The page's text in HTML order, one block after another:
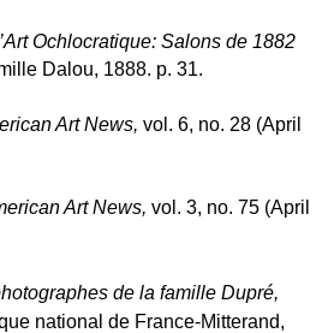
Ochlocratique: Salons de 1882
Dalou, 1888. p. 31.
Art News, vol. 6, no. 28 (April
Art News, vol. 3, no. 75 (April
de la famille Dupré,
national de France-Mitterand,